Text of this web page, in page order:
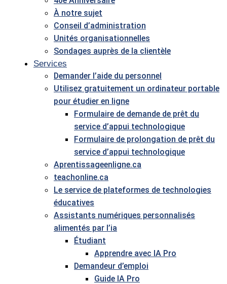
À notre sujet
Conseil d’administration
Unités organisationnelles
Sondages auprès de la clientèle
Services
Demander l’aide du personnel
Utilisez gratuitement un ordinateur portable
pour étudier en ligne
Formulaire de demande de prêt du
service d’appui technologique
Formulaire de prolongation de prêt du
service d’appui technologique
Aprentissageenligne.ca
teachonline.ca
Le service de plateformes de technologies
éducatives
Assistants numériques personnalisés
alimentés par l’ia
Étudiant
Apprendre avec IA Pro
Demandeur d’emploi
Guide IA Pro